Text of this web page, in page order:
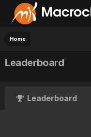
Home
Leaderboard
Leaderboard